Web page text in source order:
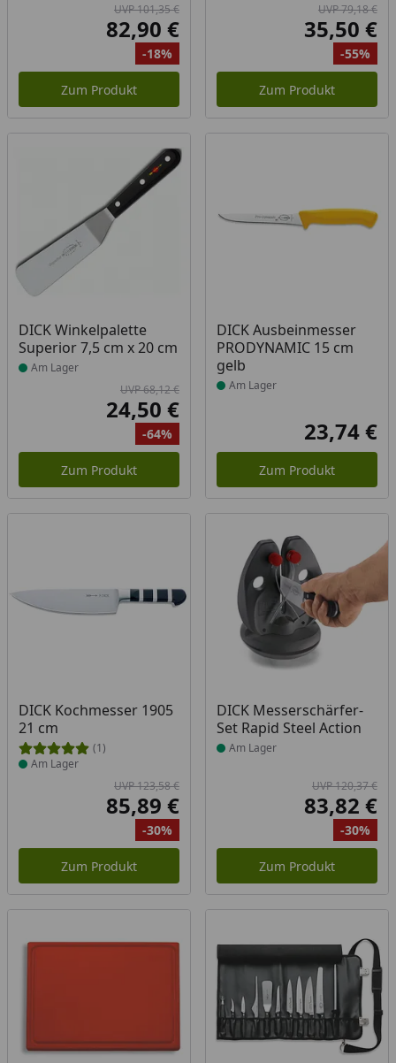
Ursprünglicher Preis
UVP 101,35 €
Aktueller Preis
82,90 €
Rabatt
-18%
Zum Produkt
UVP 79,18 €
35,50 €
-55%
Zum Produkt
DICK Winkelpalette
Superior 7,5 cm x 20 cm
Produkt am Lager
Am Lager
Ursprünglicher Preis
UVP 68,12 €
Aktueller Preis
24,50 €
Rabatt
-64%
Zum Produkt
DICK Ausbeinmesser
PRODYNAMIC 15 cm
gelb
Produkt am Lager
Am Lager
23,74 €
Zum Produkt
DICK Kochmesser 1905
21 cm
(1)
Produkt am Lager
Am Lager
Ursprünglicher Preis
UVP 123,58 €
Aktueller Preis
85,89 €
Rabatt
-30%
Zum Produkt
DICK Messerschärfer-
Set Rapid Steel Action
Produkt am Lager
Am Lager
UVP 120,37 €
83,82 €
-30%
Zum Produkt